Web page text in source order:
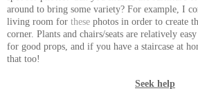
around to bring some variety? For example, I
living room for these photos in order to create
corner. Plants and chairs/seats are relatively
for good props, and if you have a staircase at
that too!
Seek help